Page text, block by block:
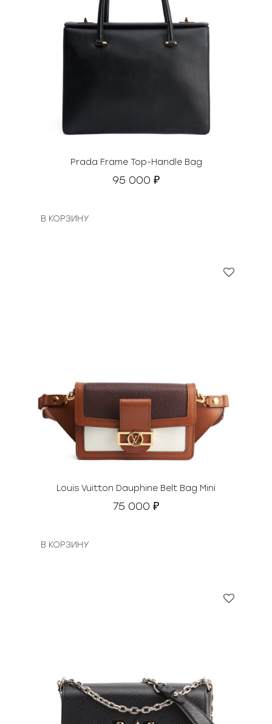
Prada Frame Top-Handle Bag
95 000 ₽
В КОРЗИНУ
Louis Vuitton Dauphine Belt Bag Mini
75 000 ₽
В КОРЗИНУ